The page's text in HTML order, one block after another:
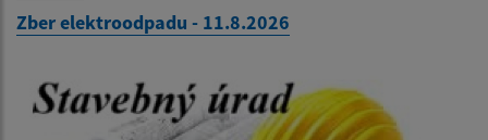
Zber elektroodpadu - 11.8.2026